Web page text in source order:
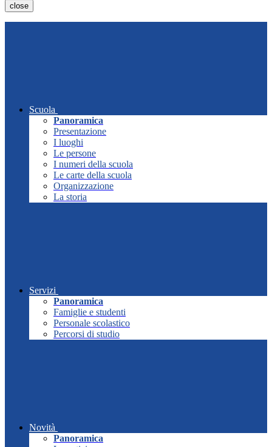
close
Scuola
Panoramica
Presentazione
I luoghi
Le persone
I numeri della scuola
Le carte della scuola
Organizzazione
La storia
Servizi
Panoramica
Famiglie e studenti
Personale scolastico
Percorsi di studio
Novità
Panoramica